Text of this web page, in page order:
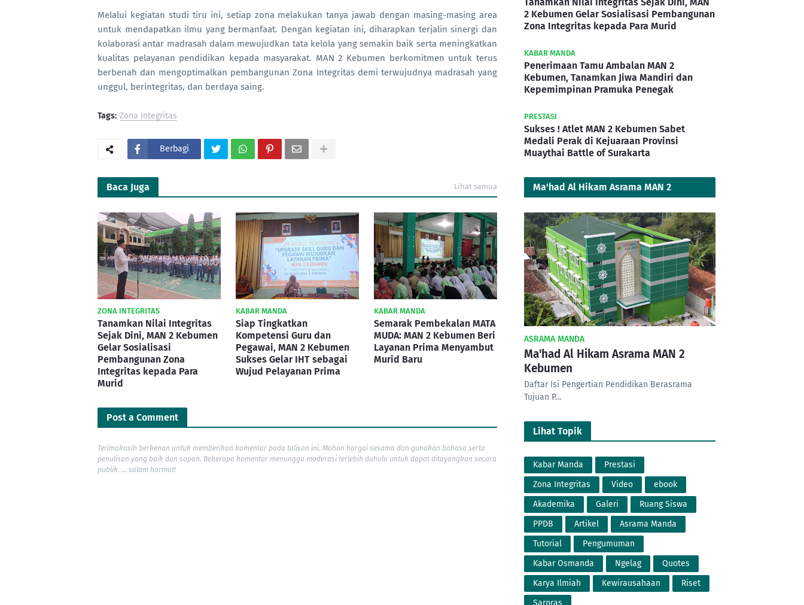
Melalui kegiatan studi tiru ini, setiap zona melakukan tanya jawab dengan masing-masing area
untuk mendapatkan ilmu yang bermanfaat. Dengan kegiatan ini, diharapkan terjalin sinergi dan
kolaborasi antar madrasah dalam mewujudkan tata kelola yang semakin baik serta meningkatkan
kualitas pelayanan pendidikan kepada masyarakat. MAN 2 Kebumen berkomitmen untuk terus
berbenah dan mengoptimalkan pembangunan Zona Integritas demi terwujudnya madrasah yang
unggul, berintegritas, dan berdaya saing.
Tags: Zona Integritas
Berbagi
Baca Juga Lihat semua
ZONA INTEGRITAS
Tanamkan Nilai Integritas
Sejak Dini, MAN 2 Kebumen
Gelar Sosialisasi
Pembangunan Zona
Integritas kepada Para
Murid
KABAR MANDA
Siap Tingkatkan
Kompetensi Guru dan
Pegawai, MAN 2 Kebumen
Sukses Gelar IHT sebagai
Wujud Pelayanan Prima
KABAR MANDA
Semarak Pembekalan MATA
MUDA: MAN 2 Kebumen Beri
Layanan Prima Menyambut
Murid Baru
Post a Comment
Terimakasih berkenan untuk memberikan komentar pada tulisan ini. Mohon hargai sesama dan gunakan bahasa serta
penulisan yang baik dan sopan. Beberapa komentar menunggu moderasi terlebih dahulu untuk dapat ditayangkan secara
publik. ... salam hormat!
2 Kebumen Gelar Sosialisasi Pembangunan
Zona Integritas kepada Para Murid
KABAR MANDA
Penerimaan Tamu Ambalan MAN 2
Kebumen, Tanamkan Jiwa Mandiri dan
Kepemimpinan Pramuka Penegak
PRESTASI
Sukses ! Atlet MAN 2 Kebumen Sabet
Medali Perak di Kejuaraan Provinsi
Muaythai Battle of Surakarta
Ma'had Al Hikam Asrama MAN 2
ASRAMA MANDA
Ma'had Al Hikam Asrama MAN 2
Kebumen
Daftar Isi Pengertian Pendidikan Berasrama
Tujuan P…
Lihat Topik
Kabar Manda
Prestasi
Zona Integritas
Video
ebook
Akademika
Galeri
Ruang Siswa
PPDB
Artikel
Asrama Manda
Tutorial
Pengumuman
Kabar Osmanda
Ngelag
Quotes
Karya Ilmiah
Kewirausahaan
Riset
Sarpras